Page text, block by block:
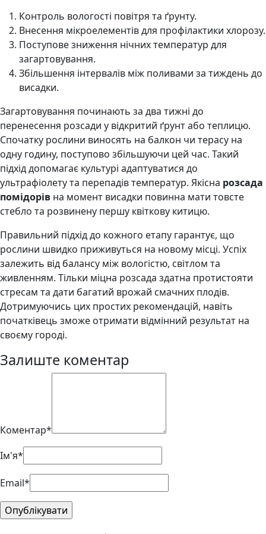
Контроль вологості повітря та ґрунту.
Внесення мікроелементів для профілактики хлорозу.
Поступове зниження нічних температур для
загартовування.
Збільшення інтервалів між поливами за тиждень до
висадки.
Загартовування починають за два тижні до
перенесення розсади у відкритий ґрунт або теплицю.
Спочатку рослини виносять на балкон чи терасу на
одну годину, поступово збільшуючи цей час. Такий
підхід допомагає культурі адаптуватися до
ультрафіолету та перепадів температур. Якісна розсада
помідорів на момент висадки повинна мати товсте
стебло та розвинену першу квіткову китицю.
Правильний підхід до кожного етапу гарантує, що
рослини швидко приживуться на новому місці. Успіх
залежить від балансу між вологістю, світлом та
живленням. Тільки міцна розсада здатна протистояти
стресам та дати багатий врожай смачних плодів.
Дотримуючись цих простих рекомендацій, навіть
початківець зможе отримати відмінний результат на
своєму городі.
Залиште коментар
Коментар*
Ім'я*
Email*